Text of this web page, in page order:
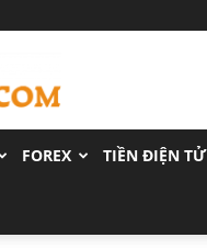
FOREX TIỀN ĐIỆN TỬ